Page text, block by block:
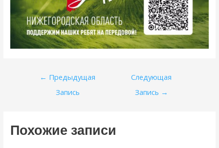
Навигация
← Предыдущая
Запись
Следующая
Запись →
Похожие записи